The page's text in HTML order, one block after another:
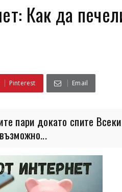
Как да
Pinterest Email
пари докато спите